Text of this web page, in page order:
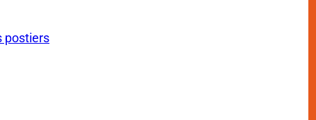
postiers